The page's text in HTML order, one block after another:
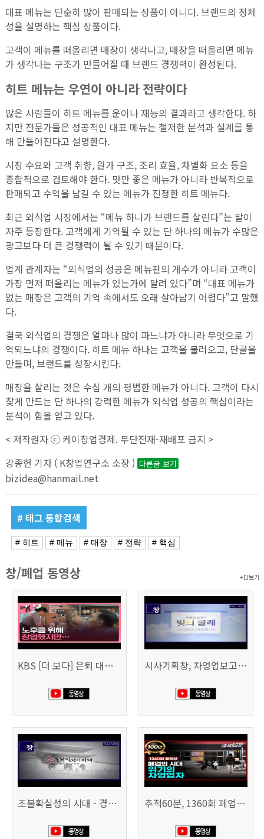
대표 메뉴는 단순히 많이 판매되는 상품이 아니다. 브랜드의 정체
성을 설명하는 핵심 상품이다.
고객이 메뉴를 떠올리면 매장이 생각나고, 매장을 떠올리면 메뉴
가 생각나는 구조가 만들어질 때 브랜드 경쟁력이 완성된다.
히트 메뉴는 우연이 아니라 전략이다
많은 사람들이 히트 메뉴를 운이나 재능의 결과라고 생각한다. 하
지만 전문가들은 성공적인 대표 메뉴는 철저한 분석과 설계를 통
해 만들어진다고 설명한다.
시장 수요와 고객 취향, 원가 구조, 조리 효율, 차별화 요소 등을
종합적으로 검토해야 한다. 맛만 좋은 메뉴가 아니라 반복적으로
판매되고 수익을 남길 수 있는 메뉴가 진정한 히트 메뉴다.
최근 외식업 시장에서는 “메뉴 하나가 브랜드를 살린다”는 말이
자주 등장한다. 고객에게 기억될 수 있는 단 하나의 메뉴가 수많은
광고보다 더 큰 경쟁력이 될 수 있기 때문이다.
업계 관계자는 “외식업의 성공은 메뉴판의 개수가 아니라 고객이
가장 먼저 떠올리는 메뉴가 있는가에 달려 있다”며 “대표 메뉴가
없는 매장은 고객의 기억 속에서도 오래 살아남기 어렵다”고 말했
다.
결국 외식업의 경쟁은 얼마나 많이 파느냐가 아니라 무엇으로 기
억되느냐의 경쟁이다. 히트 메뉴 하나는 고객을 불러오고, 단골을
만들며, 브랜드를 성장시킨다.
매장을 살리는 것은 수십 개의 평범한 메뉴가 아니다. 고객이 다시
찾게 만드는 단 하나의 강력한 메뉴가 외식업 성공의 핵심이라는
분석이 힘을 얻고 있다.
< 저작권자 ⓒ 케이창업경제. 무단전재-재배포 금지 >
강종헌 기자 ( K창업연구소 소장 ) 다른글 보기
bizidea@hanmail.net
# 태그 통합검색
# 히트 # 메뉴 # 매장 # 전략 # 핵심
창/폐업 동영상
KBS [더 보다] 은퇴 대신 폐업 시사기획창, 자영업보고서 빚의 굴레 507회 (KBS 25.6.10)
초불확실성의 시대 - 경제를 구하라 494회 (KBS 25.2.11) 추적60분, 1360회 폐업의 시대, 위기의 자영업자